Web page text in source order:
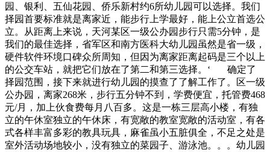
园、银利、五仙花园、侨乐新村约6所幼儿园可以选择。我们
择园首要标准就是离家近，能步行上学最好，能上公立首选公
立。从距离上来说，天河某区一级公办园步行只需5分钟，是
我们的最佳选择，省军区和南方医科大幼儿园虽然是省一级，
硬件软件环境口碑众所周知，但因为离家距离起码是三个以上
的公交车站，就把它们放在了第二和第三选择。‘ 确定了
择园范围，接下来就进行幼儿园的摸查了了解工作了。区一级
公办园，离家268米，步行五分钟不到，学费便宜，托管费468
元/月，加上伙食费每月八百多。这是一栋三层高小楼，有独
立的午休室独立的午休床，有宽敞的教室宽敞的活动室，有各
式各样丰富多彩的教具玩具，麻雀虽小五脏俱全，不足之处是
室外活动场地较小，没有独立的菜园子、游泳池。。。幼儿园